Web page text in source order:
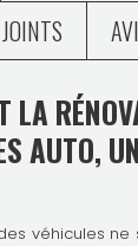
LA
AUTO,
véhicules